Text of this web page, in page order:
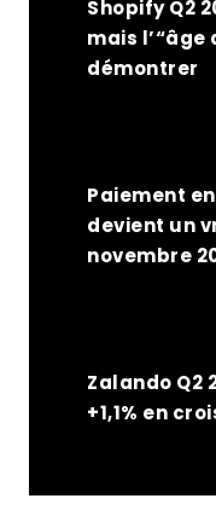
Shopify Q2
mais l’“âge
démontrer
Paiement en
devient un
novembre
Zalando Q2
+1,1% en